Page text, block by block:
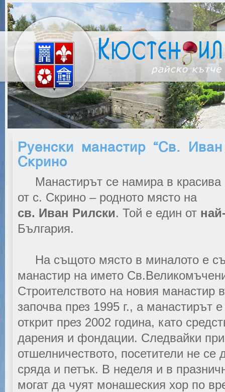
Руенски манастир “Св.
Скрино
Манастирът се намира в красива
от с. Скрино – родното място на
св. Иван Рилски. Той е един от
България.
На същото място в миналото е
манастир на името
Строителството на новия манастир
започва през 1995 г., а манастирът
открит през 2002 година, като
дарения и фондации. Следвайки
отшелничеството, посетители не се
сряда и петък. В неделя и в
могат да чуят монашеския хор по